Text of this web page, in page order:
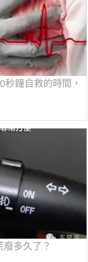
鐘自救的時間，
多久了？